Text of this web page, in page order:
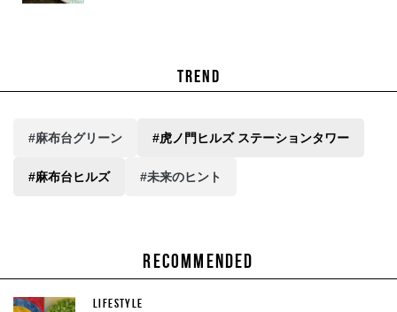
RECOMMENDED
LIFESTYLE
TREND
#麻布台グリーン #虎ノ門ヒルズ ステーションタワー
#麻布台ヒルズ #未来のヒント